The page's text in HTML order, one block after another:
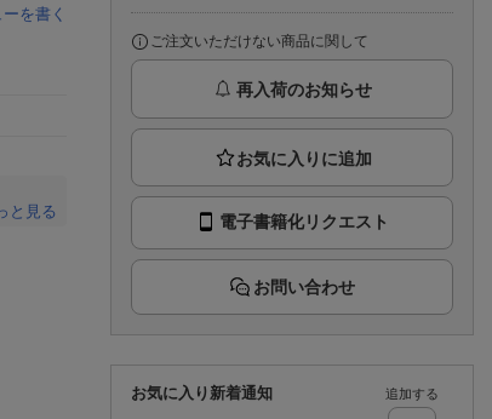
エンタメニュース
推し楽
を書く
と見る
ご注文いただけない商品に関して
再入荷のお知らせ
電子書籍化リクエスト
お問い合わせ
お気に入り新着通知 追加する